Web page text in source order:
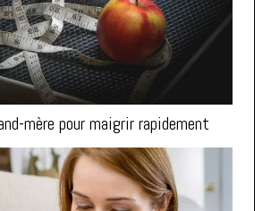
mère pour maigrir rapidement